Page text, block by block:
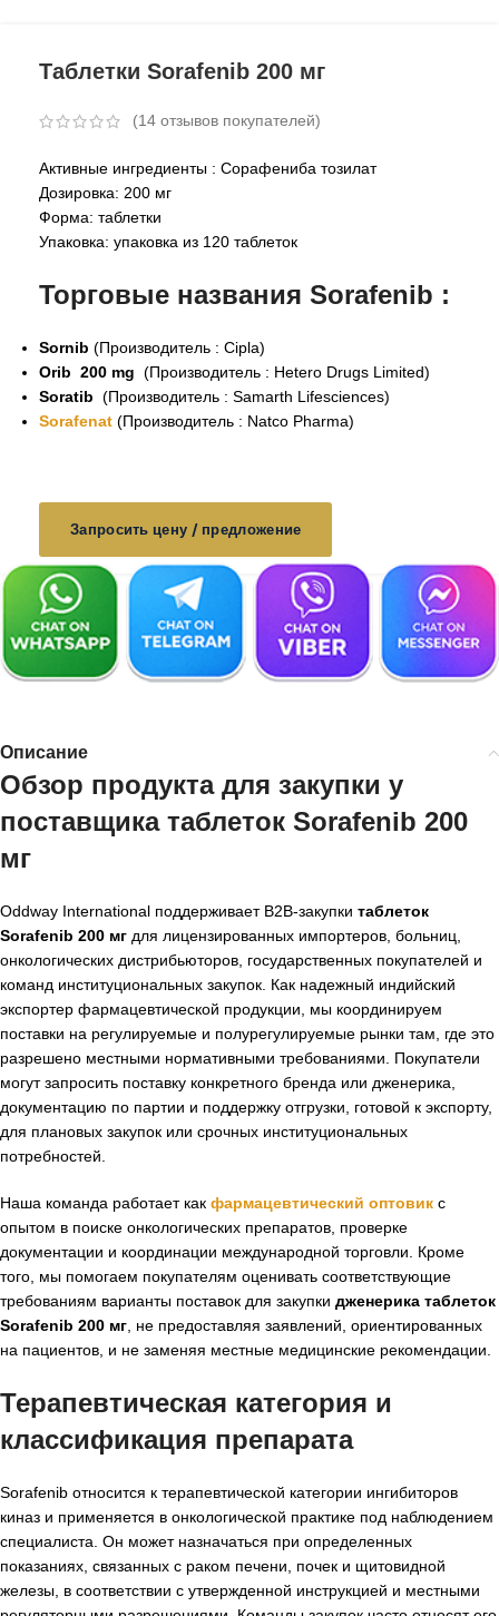
Таблетки Sorafenib 200 мг
(14 отзывов покупателей)
Активные ингредиенты : Сорафениба тозилат
Дозировка: 200 мг
Форма: таблетки
Упаковка: упаковка из 120 таблеток
Торговые названия Sorafenib :
Sornib (Производитель : Cipla)
Orib 200 mg (Производитель : Hetero Drugs Limited)
Soratib (Производитель : Samarth Lifesciences)
Sorafenat (Производитель : Natco Pharma)
Запросить цену / предложение
Описание
Обзор продукта для закупки у
поставщика таблеток Sorafenib 200
мг
Oddway International поддерживает B2B-закупки таблеток
Sorafenib 200 мг для лицензированных импортеров, больниц,
онкологических дистрибьюторов, государственных покупателей и
команд институциональных закупок. Как надежный индийский
экспортер фармацевтической продукции, мы координируем
поставки на регулируемые и полурегулируемые рынки там, где это
разрешено местными нормативными требованиями. Покупатели
могут запросить поставку конкретного бренда или дженерика,
документацию по партии и поддержку отгрузки, готовой к экспорту,
для плановых закупок или срочных институциональных
потребностей.
Наша команда работает как фармацевтический оптовик с
опытом в поиске онкологических препаратов, проверке
документации и координации международной торговли. Кроме
того, мы помогаем покупателям оценивать соответствующие
требованиям варианты поставок для закупки дженерика таблеток
Sorafenib 200 мг , не предоставляя заявлений, ориентированных
на пациентов, и не заменяя местные медицинские рекомендации.
Терапевтическая категория и
классификация препарата
Sorafenib относится к терапевтической категории ингибиторов
киназ и применяется в онкологической практике под наблюдением
специалиста. Он может назначаться при определенных
показаниях, связанных с раком печени, почек и щитовидной
железы, в соответствии с утвержденной инструкцией и местными